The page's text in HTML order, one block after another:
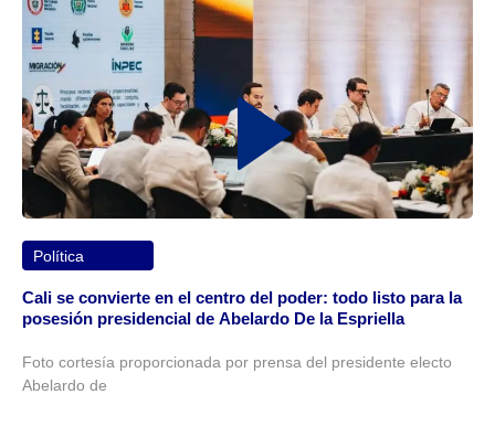
Política
Cali se convierte en el centro del poder: todo listo para la
posesión presidencial de Abelardo De la Espriella
Foto cortesía proporcionada por prensa del presidente electo
Abelardo de